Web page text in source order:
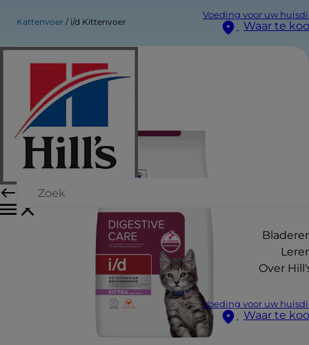
Voeding voor uw
Waar te
Over
Voeding voor uw
Waar te
Kattenvoer i/d Kittenvoer